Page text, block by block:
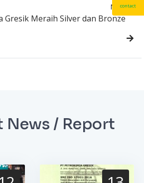
Next
Gresik Meraih Silver dan Bronze
News / Report
contact